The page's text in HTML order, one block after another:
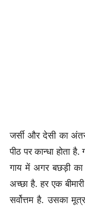
जर्सी और देसी का
पीठ पर कान्धा होता
गाय में अगर बछड़ी का
अच्छा है. हर एक
सर्वोत्तम है. उसका